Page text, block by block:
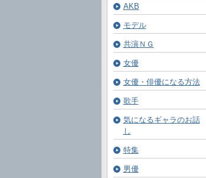
AKB
モデル
共演ＮＧ
女優
女優・俳優になる方法
歌手
気になるギャラのお話
し
特集
男優